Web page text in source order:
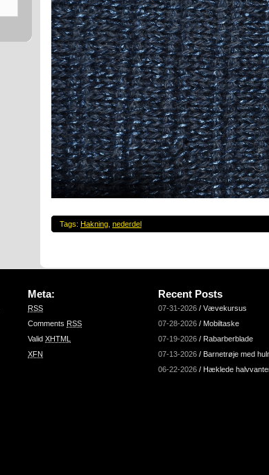
Tags: Hakning nederdel
Meta:
RSS
Comments RSS
Valid XHTML
XFN
Recent Posts
07-31-2026 / Vævekursus
07-28-2026 / Mobiltaske
07-19-2026 / Rabarberblade
07-13-2026 / Barnetrøje med
06-22-2026 / Hæklede